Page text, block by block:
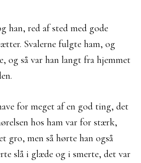
han, red af sted med gode
Svalerne fulgte ham, og
og så var han langt fra hjemmet
for meget af en god ting, det
hos ham var for stærk,
gro, men så hørte han også
slå i glæde og i smerte, det var